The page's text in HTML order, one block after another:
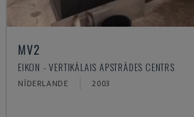
MV2
EIKON - VERTIKĀLAIS APSTRĀDES CENTRS
NĪDERLANDE 2003